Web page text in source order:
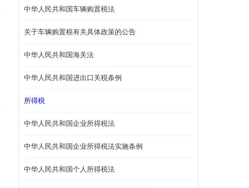
中华人民共和国车辆购置税法
关于车辆购置税有关具体政策的公告
中华人民共和国海关法
中华人民共和国进出口关税条例
所得税
中华人民共和国企业所得税法
中华人民共和国企业所得税法实施条例
中华人民共和国个人所得税法